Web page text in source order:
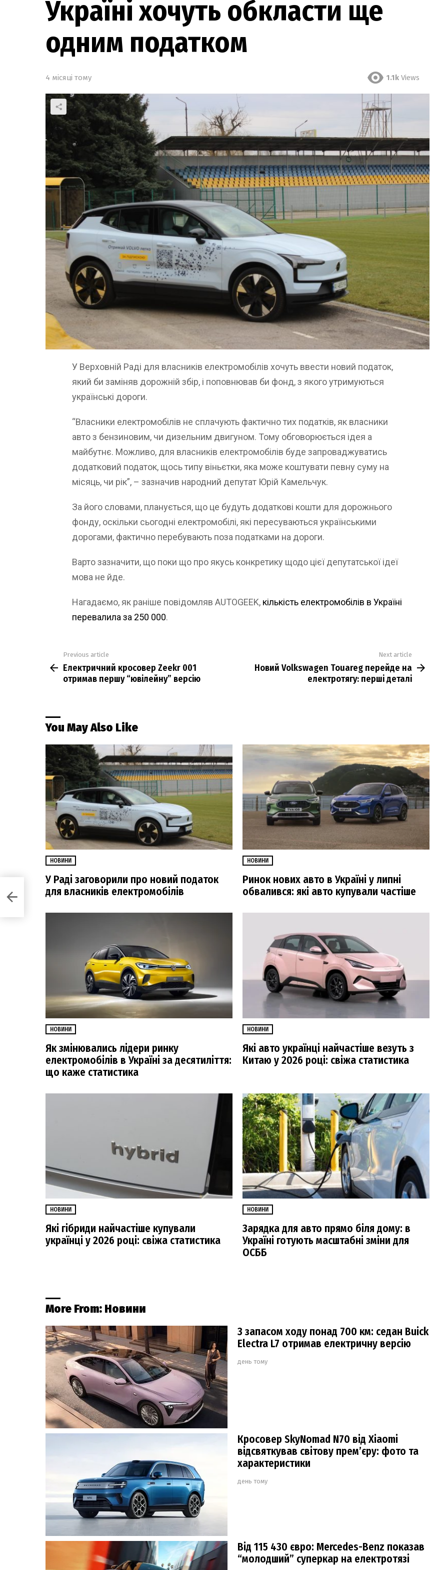
Україні хочуть обкласти ще
одним податком
4 місяці тому 1.1k Views
У Верховній Раді для власників електромобілів хочуть ввести новий податок,
який би заміняв дорожній збір, і поповнював би фонд, з якого утримуються
українські дороги.
“Власники електромобілів не сплачують фактично тих податків, як власники
авто з бензиновим, чи дизельним двигуном. Тому обговорюється ідея а
майбутнє. Можливо, для власників електромобілів буде запроваджуватись
додатковий податок, щось типу віньєтки, яка може коштувати певну суму на
місяць, чи рік”, – зазначив народний депутат Юрій Камельчук.
За його словами, планується, що це будуть додаткові кошти для дорожнього
фонду, оскільки сьогодні електромобілі, які пересуваються українськими
дорогами, фактично перебувають поза податками на дороги.
Варто зазначити, що поки що про якусь конкретику щодо цієї депутатської ідеї
мова не йде.
Нагадаємо, як раніше повідомляв AUTOGEEK, кількість електромобілів в Україні
перевалила за 250 000.
more
Previous article
Електричний кросовер Zeekr 001
отримав першу “ювілейну” версію
Next article
Новий Volkswagen Touareg перейде на
електротягу: перші деталі
You May Also Like
НОВИНИ
У Раді заговорили про новий податок
для власників електромобілів
НОВИНИ
Ринок нових авто в Україні у липні
обвалився: які авто купували частіше
НОВИНИ
Як змінювались лідери ринку
електромобілів в Україні за десятиліття:
що каже статистика
НОВИНИ
Які авто українці найчастіше везуть з
Китаю у 2026 році: свіжа статистика
НОВИНИ
Які гібриди найчастіше купували
українці у 2026 році: свіжа статистика
НОВИНИ
Зарядка для авто прямо біля дому: в
Україні готують масштабні зміни для
ОСББ
More From: Новини
З запасом ходу понад 700 км: седан Buick
Electra L7 отримав електричну версію
день тому
Кросовер SkyNomad N70 від Xiaomi
відсвяткував світову прем’єру: фото та
характеристики
день тому
Від 115 430 євро: Mercedes-Benz показав
“молодший” суперкар на електротязі